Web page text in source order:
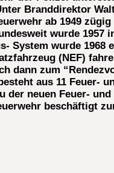
Branddirektor
ab 1949
wurde 1957
System wurde 1968
(NEF)
dann zum
aus 11 Feuer-
der neuen Feuer- und
beschäftigt